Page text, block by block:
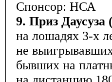
Спонсор: НСА
9. Приз Даусуза
на лошадях 3-х
не
бывших на